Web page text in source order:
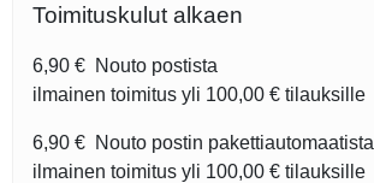
Toimituskulut alkaen
6,90 € Nouto postista
ilmainen toimitus yli 100,00 € tilauksille
6,90 € Nouto postin pakettiautomaatista
ilmainen toimitus yli 100,00 € tilauksille